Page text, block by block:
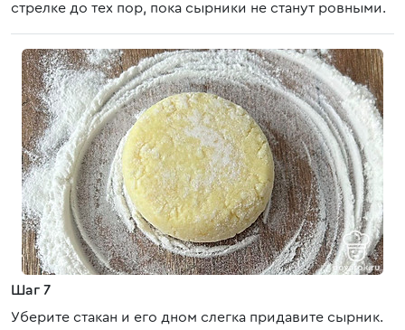
стрелке до тех пор, пока сырники не станут ровными.
Шаг 7
Уберите стакан и его дном слегка придавите сырник.